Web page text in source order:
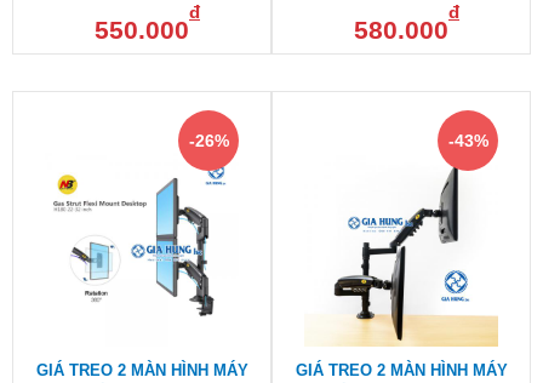
550.000
đ
580.000
đ
-26%
GIÁ TREO 2 MÀN HÌNH MÁY
-43%
GIÁ TREO 2 MÀN HÌNH MÁY